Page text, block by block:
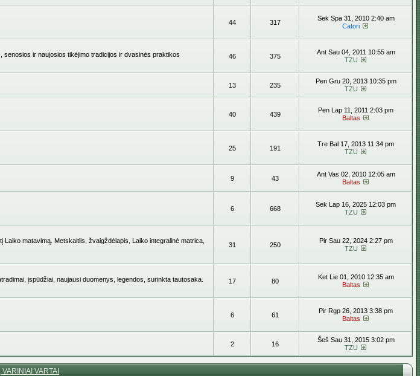
44 317
Sek Spa 31, 2010 2:40 am
Catori
senosios ir naujosios tikėjimo tradicijos ir dvasinės praktikos
46 375
Ant Sau 04, 2011 10:55 am
TZU
13 235
Pen Gru 20, 2013 10:35 pm
TZU
40 439
Pen Lap 11, 2011 2:03 pm
Baltas
25 191
Tre Bal 17, 2013 11:34 pm
TZU
9 43
Ant Vas 02, 2010 12:05 am
Baltas
6 668
Sek Lap 16, 2025 12:03 pm
TZU
matavimą. Metskaitlis, žvaigždėlapis, Laiko integralinė matrica,
31 250
Pir Sau 22, 2024 2:27 pm
TZU
įspūdžiai, naujausi duomenys, legendos, surinkta tautosaka.
17 80
Ket Lie 01, 2010 12:35 am
Baltas
6 61
Pir Rgp 26, 2013 3:38 pm
Baltas
2 16
Šeš Sau 31, 2015 3:02 pm
TZU
VARTAI